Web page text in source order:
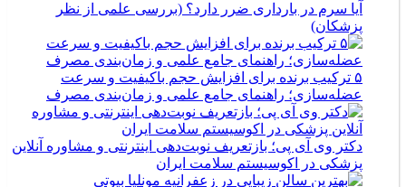
آیا سرم در بارداری ضرر دارد؟ (بررسی علمی از نظر
پزشکان)
۵ ترکیب برنده برای افزایش حجم باکیفیت و سرعت
عضله‌سازی؛ راهنمای جامع علمی و زمان‌بندی مصرف
دکتر وی آی پی؛ بازتعریف نوبت‌دهی اینترنتی و مشاوره آنلاین
پزشکی در اکوسیستم سلامت ایران